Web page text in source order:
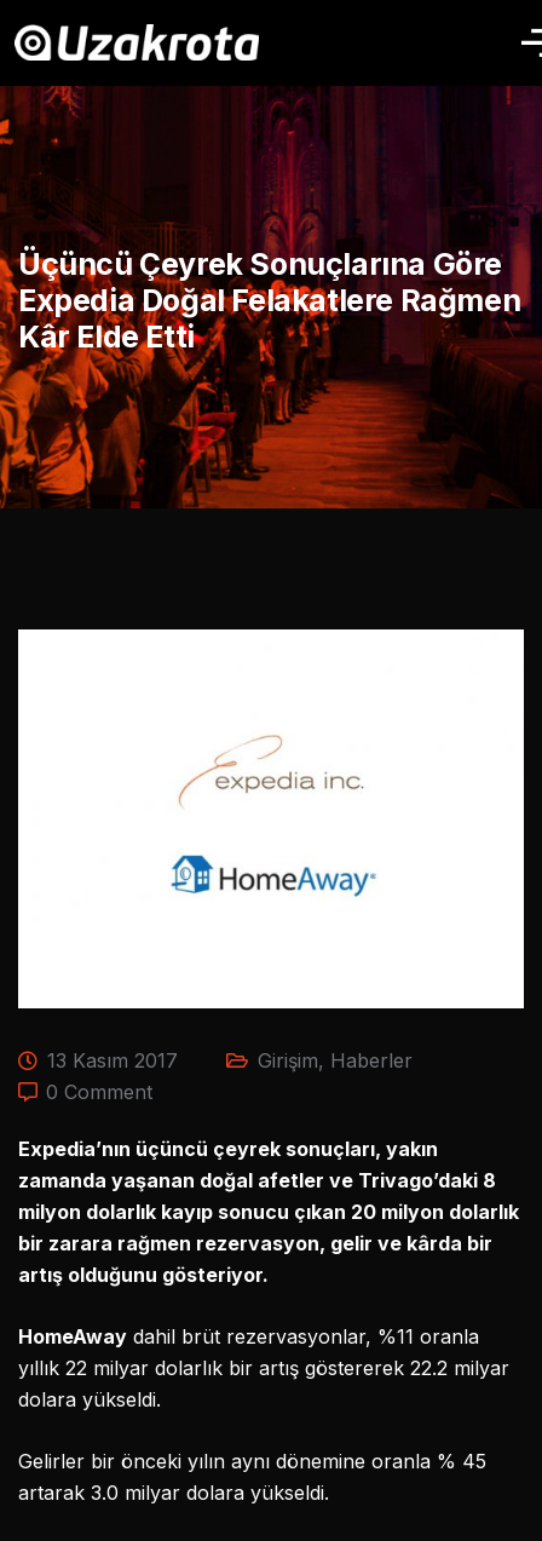
Üçüncü Çeyrek Sonuçlarına Göre
Expedia Doğal Felakatlere Rağmen
Kâr Elde Etti
13 Kasım 2017 Girişim, Haberler
0 Comment
Expedia’nın üçüncü çeyrek sonuçları, yakın
zamanda yaşanan doğal afetler ve Trivago’daki 8
milyon dolarlık kayıp sonucu çıkan 20 milyon dolarlık
bir zarara rağmen rezervasyon, gelir ve kârda bir
artış olduğunu gösteriyor.
HomeAway dahil brüt rezervasyonlar, %11 oranla
yıllık 22 milyar dolarlık bir artış göstererek 22.2 milyar
dolara yükseldi.
Gelirler bir önceki yılın aynı dönemine oranla % 45
artarak 3.0 milyar dolara yükseldi.